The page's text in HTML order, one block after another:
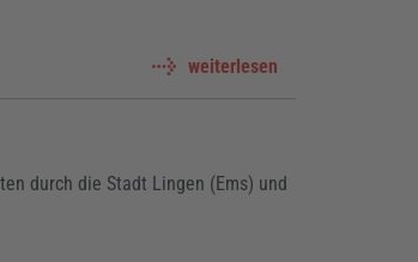
weiterlesen
durch die Stadt Lingen (Ems) und